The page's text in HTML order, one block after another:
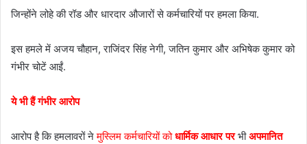
जिन्होंने लोहे की रॉड और धारदार औजारों से कर्मचारियों पर हमला किया.
इस हमले में अजय चौहान, राजिंदर सिंह नेगी, जतिन कुमार और अभिषेक कुमार को
गंभीर चोटें आईं.
ये भी हैं गंभीर आरोप
आरोप है कि हमलावरों नेमुस्लिम कर्मचारियों कोधार्मिक आधार परभीअपमानित